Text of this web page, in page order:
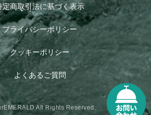
定商取引法に基づく表示
プライバシーポリシー
クッキーポリシー
よくあるご質問
All Rights Reserved.